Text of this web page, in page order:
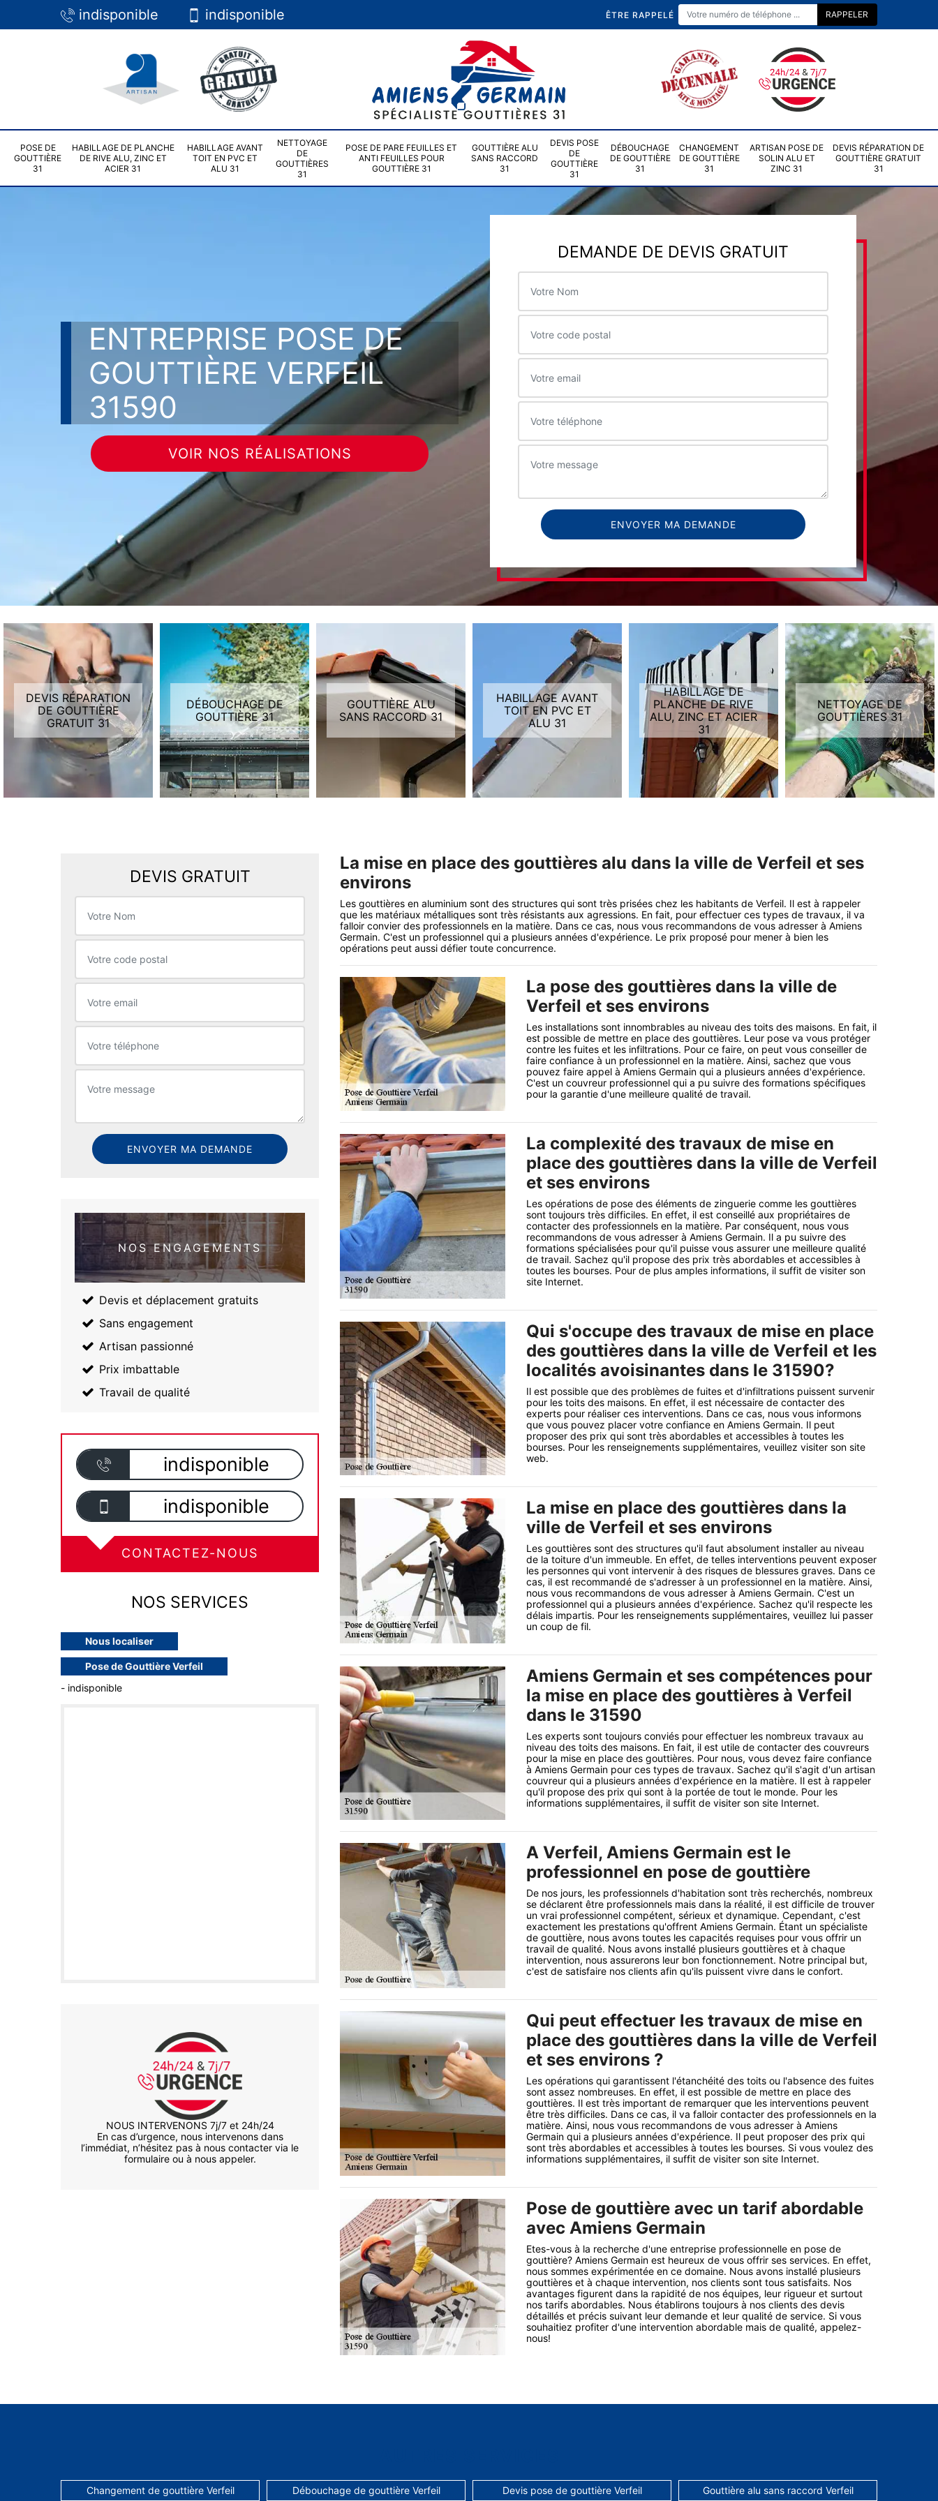
indisponible indisponible ÊTRE RAPPELÉ
POSE DE
GOUTTIÈRE
31
HABILLAGE DE PLANCHE
DE RIVE ALU, ZINC ET
ACIER 31
HABILLAGE AVANT
TOIT EN PVC ET
ALU 31
NETTOYAGE
DE
GOUTTIÈRES
31
POSE DE PARE FEUILLES ET
ANTI FEUILLES POUR
GOUTTIÈRE 31
GOUTTIÈRE ALU
SANS RACCORD
31
DEVIS POSE
DE
GOUTTIÈRE
31
DÉBOUCHAGE
DE GOUTTIÈRE
31
CHANGEMENT
DE GOUTTIÈRE
31
ARTISAN POSE DE
SOLIN ALU ET
ZINC 31
DEVIS RÉPARATION DE
GOUTTIÈRE GRATUIT
31
ENTREPRISE POSE DE
GOUTTIÈRE VERFEIL
31590
VOIR NOS RÉALISATIONS
DEMANDE DE DEVIS GRATUIT
DEVIS RÉPARATION
DE GOUTTIÈRE
GRATUIT 31
DÉBOUCHAGE DE
GOUTTIÈRE 31
GOUTTIÈRE ALU
SANS RACCORD 31
HABILLAGE AVANT
TOIT EN PVC ET
ALU 31
HABILLAGE DE
PLANCHE DE RIVE
ALU, ZINC ET ACIER
31
NETTOYAGE DE
GOUTTIÈRES 31
DEVIS GRATUIT
NOS ENGAGEMENTS
Devis et déplacement gratuits
Sans engagement
Artisan passionné
Prix imbattable
Travail de qualité
indisponible
indisponible
CONTACTEZ-NOUS
NOS SERVICES
Nous localiser
Pose de Gouttière Verfeil
- indisponible
NOUS INTERVENONS 7j/7 et 24h/24
En cas d’urgence, nous intervenons dans
l’immédiat, n’hésitez pas à nous contacter via le
formulaire ou à nous appeler.
La mise en place des gouttières alu dans la ville de Verfeil et ses
environs
Les gouttières en aluminium sont des structures qui sont très prisées chez les habitants de Verfeil. Il est à rappeler
que les matériaux métalliques sont très résistants aux agressions. En fait, pour effectuer ces types de travaux, il va
falloir convier des professionnels en la matière. Dans ce cas, nous vous recommandons de vous adresser à Amiens
Germain. C'est un professionnel qui a plusieurs années d'expérience. Le prix proposé pour mener à bien les
opérations peut aussi défier toute concurrence.
La pose des gouttières dans la ville de
Verfeil et ses environs
Les installations sont innombrables au niveau des toits des maisons. En fait, il
est possible de mettre en place des gouttières. Leur pose va vous protéger
contre les fuites et les infiltrations. Pour ce faire, on peut vous conseiller de
faire confiance à un professionnel en la matière. Ainsi, sachez que vous
pouvez faire appel à Amiens Germain qui a plusieurs années d'expérience.
C'est un couvreur professionnel qui a pu suivre des formations spécifiques
pour la garantie d'une meilleure qualité de travail.
La complexité des travaux de mise en
place des gouttières dans la ville de Verfeil
et ses environs
Les opérations de pose des éléments de zinguerie comme les gouttières
sont toujours très difficiles. En effet, il est conseillé aux propriétaires de
contacter des professionnels en la matière. Par conséquent, nous vous
recommandons de vous adresser à Amiens Germain. Il a pu suivre des
formations spécialisées pour qu'il puisse vous assurer une meilleure qualité
de travail. Sachez qu'il propose des prix très abordables et accessibles à
toutes les bourses. Pour de plus amples informations, il suffit de visiter son
site Internet.
Qui s'occupe des travaux de mise en place
des gouttières dans la ville de Verfeil et les
localités avoisinantes dans le 31590?
Il est possible que des problèmes de fuites et d'infiltrations puissent survenir
pour les toits des maisons. En effet, il est nécessaire de contacter des
experts pour réaliser ces interventions. Dans ce cas, nous vous informons
que vous pouvez placer votre confiance en Amiens Germain. Il peut
proposer des prix qui sont très abordables et accessibles à toutes les
bourses. Pour les renseignements supplémentaires, veuillez visiter son site
web.
La mise en place des gouttières dans la
ville de Verfeil et ses environs
Les gouttières sont des structures qu'il faut absolument installer au niveau
de la toiture d'un immeuble. En effet, de telles interventions peuvent exposer
les personnes qui vont intervenir à des risques de blessures graves. Dans ce
cas, il est recommandé de s'adresser à un professionnel en la matière. Ainsi,
nous vous recommandons de vous adresser à Amiens Germain. C'est un
professionnel qui a plusieurs années d'expérience. Sachez qu'il respecte les
délais impartis. Pour les renseignements supplémentaires, veuillez lui passer
un coup de fil.
Amiens Germain et ses compétences pour
la mise en place des gouttières à Verfeil
dans le 31590
Les experts sont toujours conviés pour effectuer les nombreux travaux au
niveau des toits des maisons. En fait, il est utile de contacter des couvreurs
pour la mise en place des gouttières. Pour nous, vous devez faire confiance
à Amiens Germain pour ces types de travaux. Sachez qu'il s'agit d'un artisan
couvreur qui a plusieurs années d'expérience en la matière. Il est à rappeler
qu'il propose des prix qui sont à la portée de tout le monde. Pour les
informations supplémentaires, il suffit de visiter son site Internet.
A Verfeil, Amiens Germain est le
professionnel en pose de gouttière
De nos jours, les professionnels d'habitation sont très recherchés, nombreux
se déclarent être professionnels mais dans la réalité, il est difficile de trouver
un vrai professionnel compétent, sérieux et dynamique. Cependant, c'est
exactement les prestations qu'offrent Amiens Germain. Étant un spécialiste
de gouttière, nous avons toutes les capacités requises pour vous offrir un
travail de qualité. Nous avons installé plusieurs gouttières et à chaque
intervention, nous assurerons leur bon fonctionnement. Notre principal but,
c'est de satisfaire nos clients afin qu'ils puissent vivre dans le confort.
Qui peut effectuer les travaux de mise en
place des gouttières dans la ville de Verfeil
et ses environs ?
Les opérations qui garantissent l'étanchéité des toits ou l'absence des fuites
sont assez nombreuses. En effet, il est possible de mettre en place des
gouttières. Il est très important de remarquer que les interventions peuvent
être très difficiles. Dans ce cas, il va falloir contacter des professionnels en la
matière. Ainsi, nous vous recommandons de vous adresser à Amiens
Germain qui a plusieurs années d'expérience. Il peut proposer des prix qui
sont très abordables et accessibles à toutes les bourses. Si vous voulez des
informations supplémentaires, il suffit de visiter son site Internet.
Pose de gouttière avec un tarif abordable
avec Amiens Germain
Etes-vous à la recherche d'une entreprise professionnelle en pose de
gouttière? Amiens Germain est heureux de vous offrir ses services. En effet,
nous sommes expérimentée en ce domaine. Nous avons installé plusieurs
gouttières et à chaque intervention, nos clients sont tous satisfaits. Nos
avantages figurent dans la rapidité de nos équipes, leur rigueur et surtout
nos tarifs abordables. Nous établirons toujours à nos clients des devis
détaillés et précis suivant leur demande et leur qualité de service. Si vous
souhaitiez profiter d'une intervention abordable mais de qualité, appelez-
nous!
Changement de gouttière Verfeil Débouchage de gouttière Verfeil Devis pose de gouttière Verfeil Gouttière alu sans raccord Verfeil